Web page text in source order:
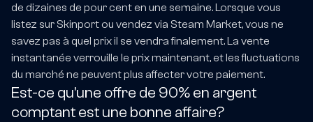
de dizaines de pour cent en une semaine. Lorsque vous
listez sur Skinport ou vendez via Steam Market, vous ne
savez pas à quel prix il se vendra finalement. La vente
instantanée verrouille le prix maintenant, et les fluctuations
du marché ne peuvent plus affecter votre paiement.
Est-ce qu'une offre de 90% en argent
comptant est une bonne affaire?